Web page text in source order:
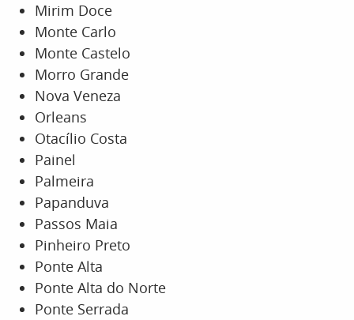
Mirim Doce
Monte Carlo
Monte Castelo
Morro Grande
Nova Veneza
Orleans
Otacílio Costa
Painel
Palmeira
Papanduva
Passos Maia
Pinheiro Preto
Ponte Alta
Ponte Alta do Norte
Ponte Serrada